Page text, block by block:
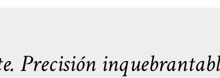
Precisión